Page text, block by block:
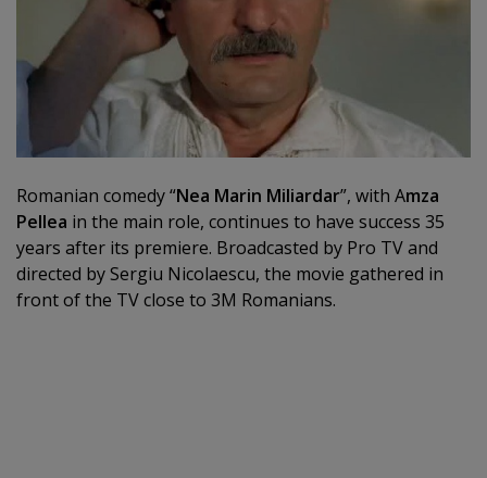
Romanian comedy “Nea Marin Miliardar”, with Amza
Pellea in the main role, continues to have success 35
years after its premiere. Broadcasted by Pro TV and
directed by Sergiu Nicolaescu, the movie gathered in
front of the TV close to 3M Romanians.